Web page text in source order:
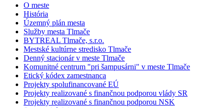
O meste
História
Územný plán mesta
Služby mesta Tlmače
BYTREAL Tlmače, s.r.o.
Mestské kultúrne stredisko Tlmače
Denný stacionár v meste Tlmače
Komunitné centrum "pri šampusárni" v meste Tlmače
Etický kódex zamestnanca
Projekty spolufinancované EÚ
Projekty realizované s finančnou podporou vlády SR
Projekty realizované s finančnou podporou NSK